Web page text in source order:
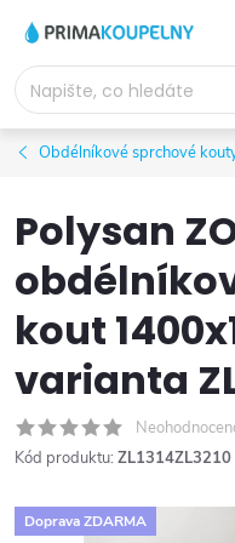
obsah
Obdélníkové sprchové
Polysan
kout
varianta
Kód produktu: ZL1314ZL3210
Doprava ZDARMA